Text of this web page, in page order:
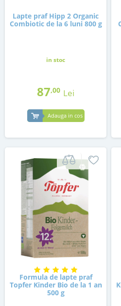
Lapte praf Hipp 2 Organic
Combiotic de la 6 luni 800 g
in stoc
87,00 Lei
Adauga in cos
Formula de lapte praf
Topfer Kinder Bio de la 1 an
500 g